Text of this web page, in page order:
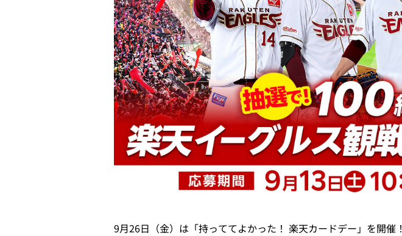
9月26日（金）は「持っててよかった！ 楽天カードデー」を開催！